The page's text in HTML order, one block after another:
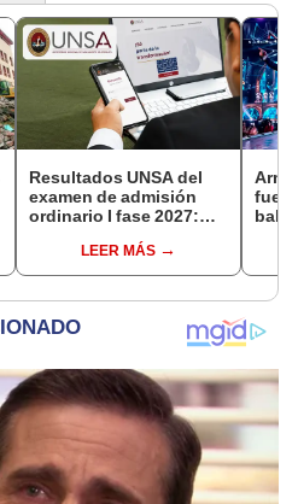
Resultados UNSA del
examen de admisión
ordinario I fase 2027:
resultados por carreras
LEER MÁS
fue